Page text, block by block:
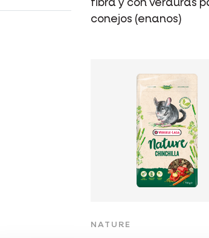
fibra y con verduras
conejos (enanos)
NATURE